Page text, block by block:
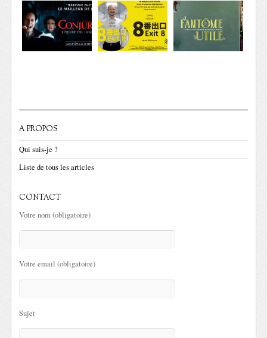
A PROPOS
Qui suis-je ?
Liste de tous les articles
CONTACT
Votre nom (obligatoire)
Votre email (obligatoire)
Sujet